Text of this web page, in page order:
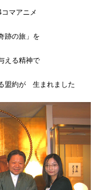
マアニメ
跡の旅」を
る精神で
盟約が 生まれました